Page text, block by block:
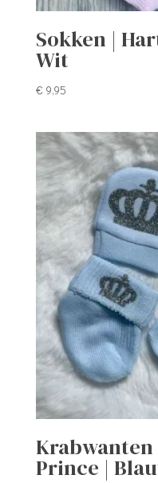
Sokken |
Wit
€ 9,95
Krabwanten
Prince |